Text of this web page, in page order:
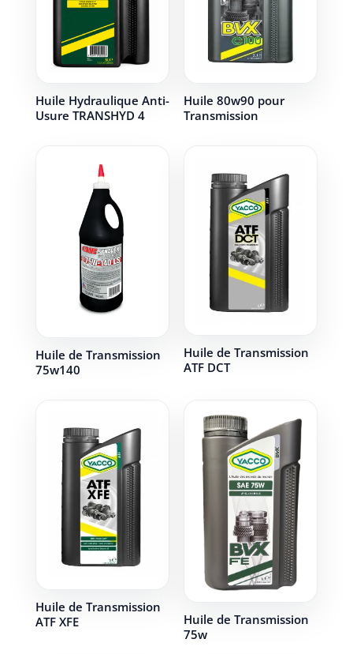
Huile Hydraulique Anti-
Usure TRANSHYD 4
Huile 80w90 pour
Transmission
Huile de Transmission
75w140
Huile de Transmission
ATF DCT
Huile de Transmission
ATF XFE
Huile de Transmission
75w